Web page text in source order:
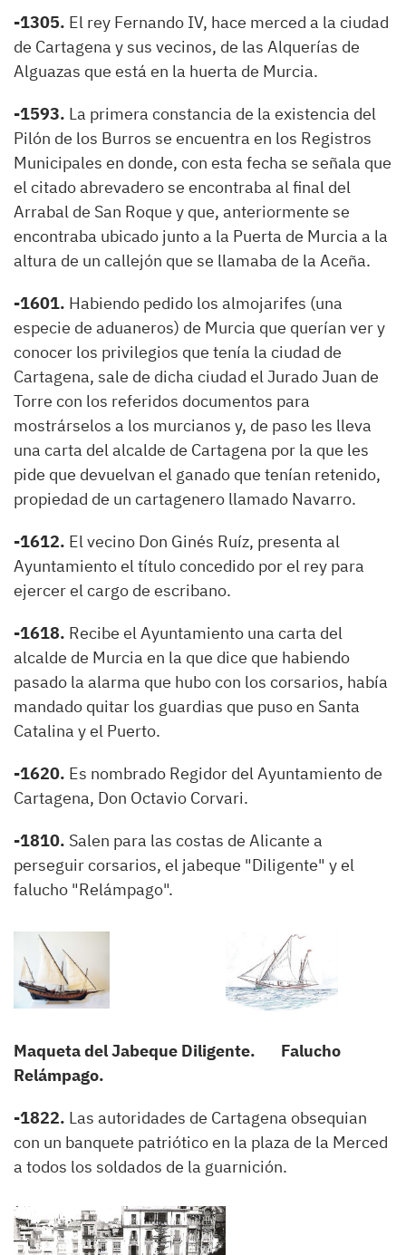
-1305. El rey Fernando IV, hace merced a la ciudad
de Cartagena y sus vecinos, de las Alquerías de
Alguazas que está en la huerta de Murcia.
-1593. La primera constancia de la existencia del
Pilón de los Burros se encuentra en los Registros
Municipales en donde, con esta fecha se señala que
el citado abrevadero se encontraba al final del
Arrabal de San Roque y que, anteriormente se
encontraba ubicado junto a la Puerta de Murcia a la
altura de un callejón que se llamaba de la Aceña.
-1601. Habiendo pedido los almojarifes (una
especie de aduaneros) de Murcia que querían ver y
conocer los privilegios que tenía la ciudad de
Cartagena, sale de dicha ciudad el Jurado Juan de
Torre con los referidos documentos para
mostrárselos a los murcianos y, de paso les lleva
una carta del alcalde de Cartagena por la que les
pide que devuelvan el ganado que tenían retenido,
propiedad de un cartagenero llamado Navarro.
-1612. El vecino Don Ginés Ruíz, presenta al
Ayuntamiento el título concedido por el rey para
ejercer el cargo de escribano.
-1618. Recibe el Ayuntamiento una carta del
alcalde de Murcia en la que dice que habiendo
pasado la alarma que hubo con los corsarios, había
mandado quitar los guardias que puso en Santa
Catalina y el Puerto.
-1620. Es nombrado Regidor del Ayuntamiento de
Cartagena, Don Octavio Corvari.
-1810. Salen para las costas de Alicante a
perseguir corsarios, el jabeque "Diligente" y el
falucho "Relámpago".
Maqueta del Jabeque Diligente. Falucho
Relámpago.
-1822. Las autoridades de Cartagena obsequian
con un banquete patriótico en la plaza de la Merced
a todos los soldados de la guarnición.